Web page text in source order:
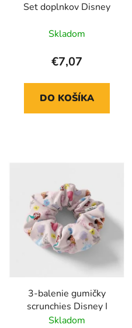
Set doplnkov Disney
Skladom
€7,07
DO KOŠÍKA
3-balenie gumičky
scrunchies Disney I
Skladom